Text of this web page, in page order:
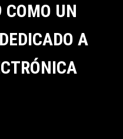
COMO UN
A